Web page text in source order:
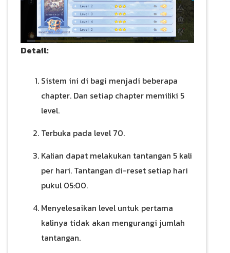
Detail:
Sistem ini di bagi menjadi beberapa
chapter. Dan setiap chapter memiliki 5
level.
Terbuka pada level 70.
Kalian dapat melakukan tantangan 5 kali
per hari. Tantangan di-reset setiap hari
pukul 05:00.
Menyelesaikan level untuk pertama
kalinya tidak akan mengurangi jumlah
tantangan.